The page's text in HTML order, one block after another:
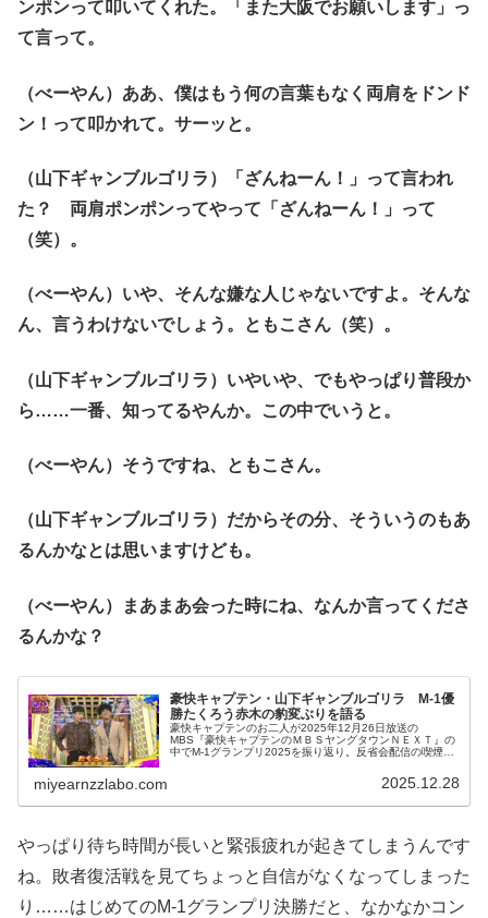
ンポンって叩いてくれた。「また大阪でお願いします」っ
て言って。
（べーやん）ああ、僕はもう何の言葉もなく両肩をドンド
ン！って叩かれて。サーッと。
（山下ギャンブルゴリラ）「ざんねーん！」って言われ
た？ 両肩ポンポンってやって「ざんねーん！」って
（笑）。
（べーやん）いや、そんな嫌な人じゃないですよ。そんな
ん、言うわけないでしょう。ともこさん（笑）。
（山下ギャンブルゴリラ）いやいや、でもやっぱり普段か
ら……一番、知ってるやんか。この中でいうと。
（べーやん）そうですね、ともこさん。
（山下ギャンブルゴリラ）だからその分、そういうのもあ
るんかなとは思いますけども。
（べーやん）まあまあ会った時にね、なんか言ってくださ
るんかな？
豪快キャプテン・山下ギャンブルゴリラ M-1優
勝たくろう赤木の豹変ぶりを語る
豪快キャプテンのお二人が2025年12月26日放送の
MBS『豪快キャプテンのＭＢＳヤングタウンＮＥＸＴ』の
中でM-1グランプリ2025を振り返り。反省会配信の喫煙所
miyearnzzlabo.com 2025.12.28
やっぱり待ち時間が長いと緊張疲れが起きてしまうんです
ね。敗者復活戦を見てちょっと自信がなくなってしまった
り……はじめてのM-1グランプリ決勝だと、なかなかコン